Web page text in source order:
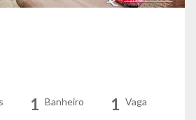
1 Banheiro 1 Vaga